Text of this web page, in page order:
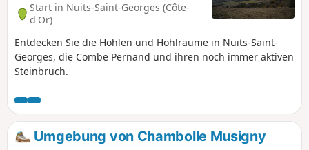
Start in Nuits-Saint-Georges (Côte-
d'Or)
Entdecken Sie die Höhlen und Hohlräume in Nuits-Saint-
Georges, die Combe Pernand und ihren noch immer aktiven
Steinbruch.
Umgebung von Chambolle Musigny